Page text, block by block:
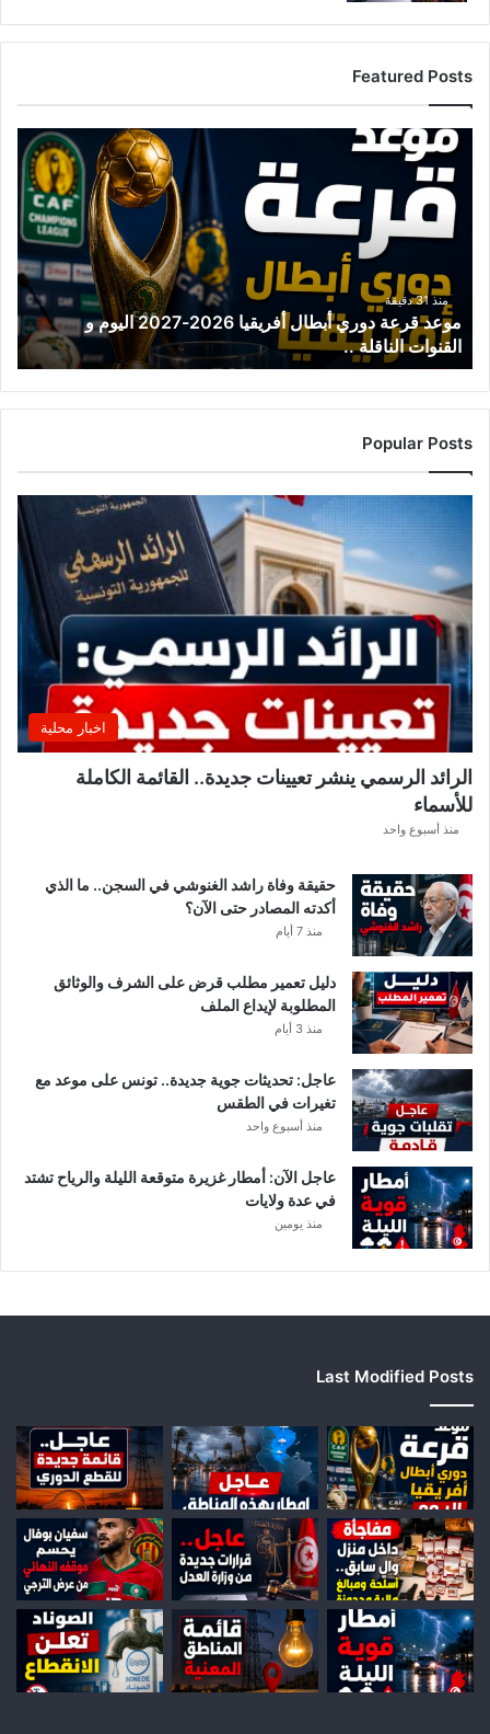
Featured Posts
موعد
دوري
أبطال
أفريقيا
2027
اليوم
القنوات
الناقلة
..
منذ 31 دقيقة
موعد قرعة دوري أبطال أفريقيا 2026-2027 اليوم و
القنوات الناقلة ..
Popular Posts
اخبار محلية
الرائد الرسمي ينشر تعيينات جديدة.. القائمة الكاملة
للأسماء
منذ أسبوع واحد
حقيقة وفاة راشد الغنوشي في السجن.. ما الذي
أكدته المصادر حتى الآن؟
منذ 7 أيام
دليل تعمير مطلب قرض على الشرف والوثائق
المطلوبة لإيداع الملف
منذ 3 أيام
عاجل: تحديثات جوية جديدة.. تونس على موعد مع
تغيرات في الطقس
منذ أسبوع واحد
عاجل الآن: أمطار غزيرة متوقعة الليلة والرياح تشتد
في عدة ولايات
منذ يومين
Last Modified Posts